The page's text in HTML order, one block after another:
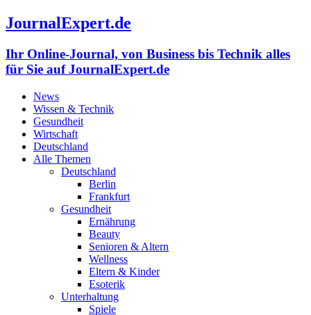
JournalExpert.de
Ihr Online-Journal, von Business bis Technik alles
für Sie auf JournalExpert.de
News
Wissen & Technik
Gesundheit
Wirtschaft
Deutschland
Alle Themen
Deutschland
Berlin
Frankfurt
Gesundheit
Ernährung
Beauty
Senioren & Altern
Wellness
Eltern & Kinder
Esoterik
Unterhaltung
Spiele